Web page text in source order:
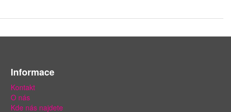
Informace
Kontakt
O nás
Kde nás najdete